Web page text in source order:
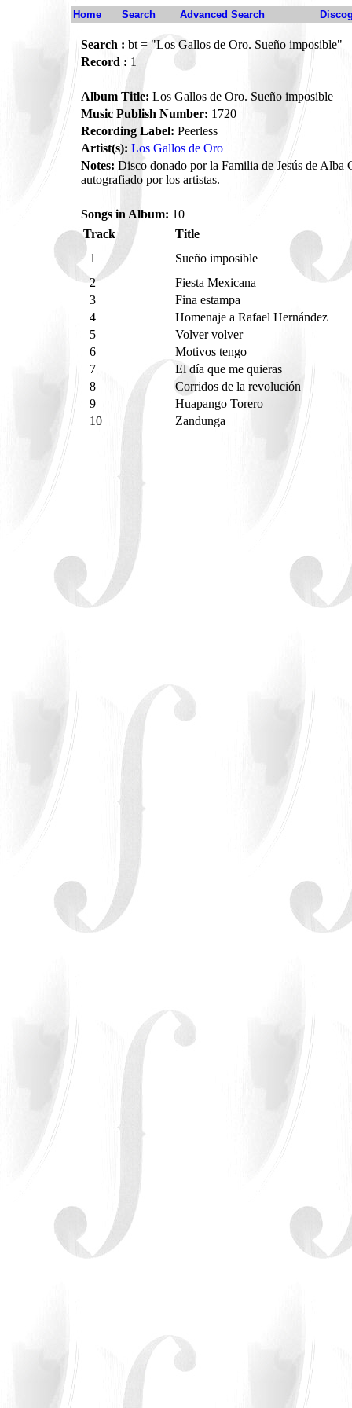
Home Search Advanced Search
Search : bt = "Los Gallos de Oro. Sueño imposible"
Record : 1
Album Title: Los Gallos de Oro. Sueño imposible
Music Publish Number: 1720
Recording Label: Peerless
Artist(s): Los Gallos de Oro
Notes: Disco donado por la Familia de Jesús de Alba
autografiado por los artistas.
Songs in Album: 10
Track
Title
1
Sueño imposible
2
Fiesta Mexicana
3
Fina estampa
4
Homenaje a Rafael Hernández
5
Volver volver
6
Motivos tengo
7
El día que me quieras
8
Corridos de la revolución
9
Huapango Torero
10
Zandunga